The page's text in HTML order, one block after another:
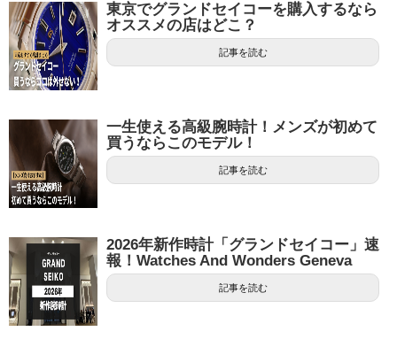
東京でグランドセイコーを購入するなら
オススメの店はどこ？
記事を読む
一生使える高級腕時計！メンズが初めて
買うならこのモデル！
記事を読む
2026年新作時計「グランドセイコー」速
報！Watches And Wonders Geneva
記事を読む